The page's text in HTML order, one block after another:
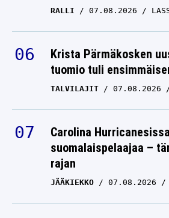
RALLI 07.08.2026
Krista Pärmäkosken
tuomio tuli
TALVILAJIT 07.08.2026
Carolina
suomalaispelaajaa –
rajan
JÄÄKIEKKO 07.08.2026